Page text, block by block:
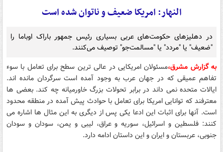
النهار: امریکا ضعیف و ناتوان شده است
در دهلیزهای حکومت‌های عربی بسیاری رئیس جمهور باراک اوباما را
"ضعیف" یا "مردد" یا "مسالمت‌جو" توصیف می‌کنند.
به گزارش مشرق،مسئولان امریکایی در عالی ترین سطح برای تعامل با سوء
تفاهم عمیقی که در جهان عرب به وجود آمده است سرگردان مانده اند.
ایالات متحده نمی داند در برابر تحولات بزرگ خاورمیانه چه کند. بعضی ها
معترفند که توانایی امریکا برای تعامل با حوادث پیش آمده در منطقه محدود
است. آنها برای اثبات این ادعا یکی پس از دیگری به این مثال ها اشاره می
کنند: فلسطین و اسرائیل، سوریه و عراق، لیبی و یمن، سودان و سودان
جنوبی، عربستان و ایران و این داستان ادامه دارد.